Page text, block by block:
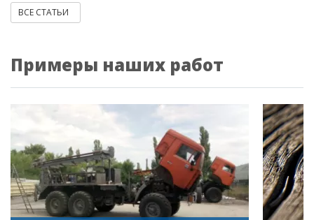
ВСЕ СТАТЬИ
Примеры наших работ